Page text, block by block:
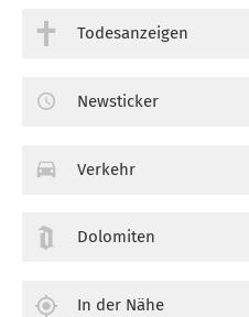
Todesanzeigen
Newsticker
Verkehr
Dolomiten
In der Nähe